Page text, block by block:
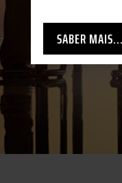
SABER MAIS...